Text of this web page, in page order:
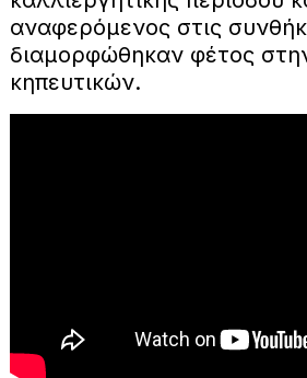
αναφερόμενος στις
διαμορφώθηκαν φέτος
κηπευτικών.